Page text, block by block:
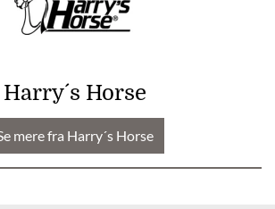
Harry´s Horse
mere fra Harry´s Horse